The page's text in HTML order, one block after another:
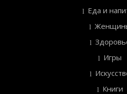
Еда и
Игры
Книги